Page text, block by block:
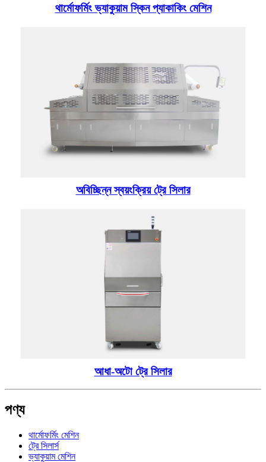
থার্মোফর্মিং ভ্যাকুয়াম স্কিন প্যাকাকিং মেশিন
অবিচ্ছিন্ন স্বয়ংক্রিয় ট্রে সিলার
আধা-অটো ট্রে সিলার
পণ্য
থার্মোফর্মিং মেশিন
ট্রে সিলার্স
ভ্যাকুয়াম মেশিন